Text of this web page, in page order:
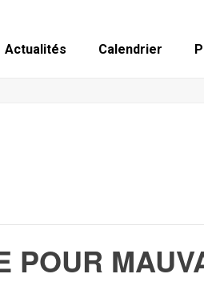
Actualités Calendrier
POUR